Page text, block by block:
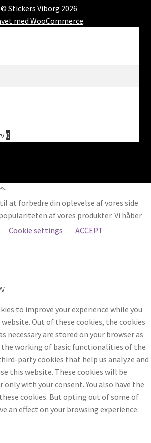
© Stickers Viborg 2026
med WooCommerce.
0
at forbedre din oplevelse af vores side
af vores produkter. Vi håber
Cookie settings ACCEPT
to improve your experience while you
Out of these cookies, the cookies
necessary are stored on your browser as
working of basic functionalities of the
party cookies that help us analyze and
this website. These cookies will be
only with your consent. You also have the
cookies. But opting out of some of
an effect on your browsing experience.